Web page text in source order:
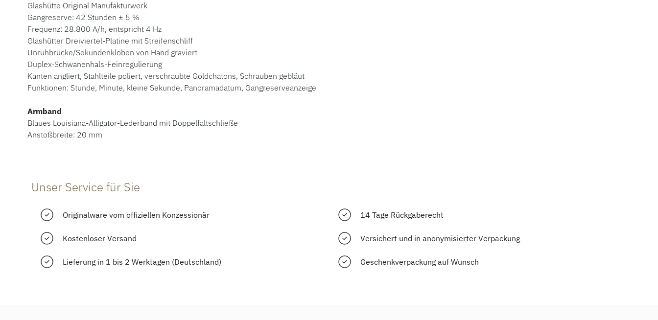
Glashütte Original Manufakturwerk
Gangreserve: 42 Stunden ± 5 %
Frequenz: 28.800 A/h, entspricht 4 Hz
Glashütter Dreiviertel-Platine mit Streifenschliff
Unruhbrücke/Sekundenkloben von Hand graviert
Duplex-Schwanenhals-Feinregulierung
Kanten angliert, Stahlteile poliert, verschraubte Goldchatons, Schrauben gebläut
Funktionen: Stunde, Minute, kleine Sekunde, Panoramadatum, Gangreserveanzeige
Armband
Blaues Louisiana-Alligator-Lederband mit Doppelfaltschließe
Anstoßbreite: 20 mm
Unser Service für Sie
Originalware vom offiziellen Konzessionär 14 Tage Rückgaberecht
Kostenloser Versand Versichert und in anonymisierter Verpackung
Lieferung in 1 bis 2 Werktagen (Deutschland) Geschenkverpackung auf Wunsch